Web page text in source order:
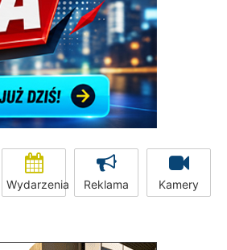
Wydarzenia Reklama Kamery